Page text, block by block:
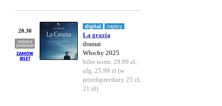
20.30
digital napisy
La grazia
dramat
Włochy 2025
bilet norm. 29.99 zł,
ulg. 25.99 zł (w
przedsprzedaży 25 zł,
21 zł)